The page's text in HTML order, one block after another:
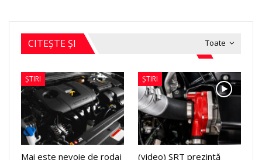
Toate
CITEȘTE ȘI
ȘTIRI
Mai este nevoie de rodaj
ȘTIRI
(video) SRT prezintă